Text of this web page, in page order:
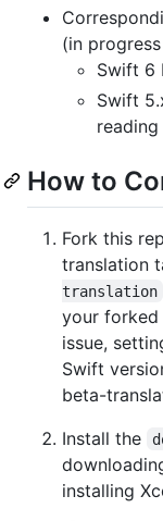
(in
Swift 6
Swift
How to
Fork this
translation
translation
your
issue,
Swift
beta-
Install the
installing